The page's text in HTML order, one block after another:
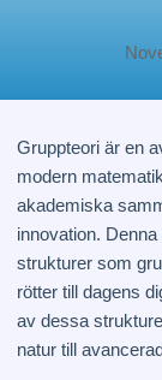
Gruppteori är en
modern
akademiska
innovation.
strukturer som
rötter till dagens
av dessa
natur till